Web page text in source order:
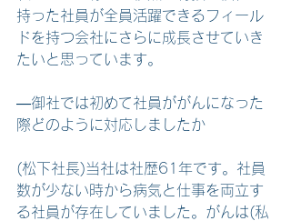
持った社員が全員活躍できるフィール
ドを持つ会社にさらに成長させていき
たいと思っています。
―御社では初めて社員ががんになった
際どのように対応しましたか
(松下社長)当社は社歴61年です。社員
数が少ない時から病気と仕事を両立す
る社員が存在していました。がんは(私